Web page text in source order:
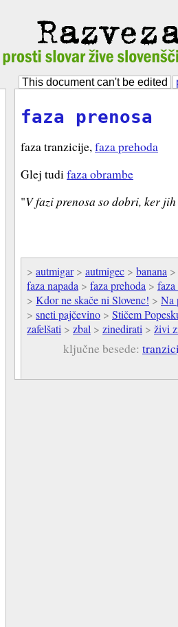
This document can't be edited
faza prenosa
faza tranzicije,faza prehoda
Glej tudifaza obrambe
"V fazi prenosa so dobri, ker
> autmigar> autmigec > banana >
faza napada > faza prehoda >
> Kdor ne skače ni Slovenc! > Na
> sneti pajčevino > Stičem
zafelšati > zbal > zinedirati > živi
ključne besede: